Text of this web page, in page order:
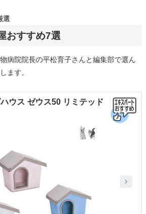
おすすめ7選
選
病院院長の平松育子さんと編集部で選ん
ます。
ウス ゼウス50 リミテッド